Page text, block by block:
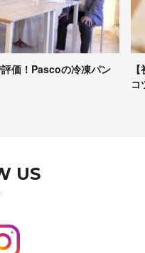
の道具、かかる時間、
US